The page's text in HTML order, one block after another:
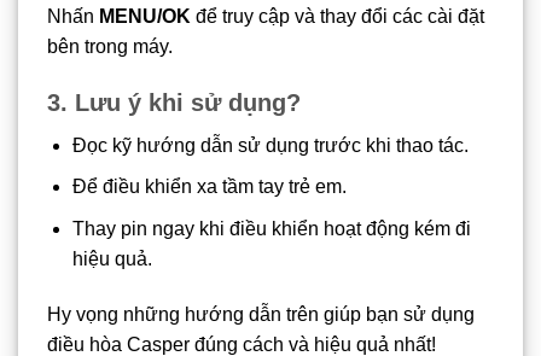
Nhấn MENU/OK để truy cập và thay đổi các cài đặt
bên trong máy.
3. Lưu ý khi sử dụng?
Đọc kỹ hướng dẫn sử dụng trước khi thao tác.
Để điều khiển xa tầm tay trẻ em.
Thay pin ngay khi điều khiển hoạt động kém đi
hiệu quả.
Hy vọng những hướng dẫn trên giúp bạn sử dụng
điều hòa Casper đúng cách và hiệu quả nhất!